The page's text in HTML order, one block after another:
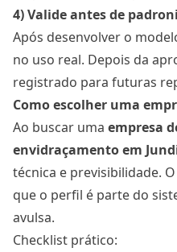
4) Valide antes de
Após desenvolver o
no uso real. Depois da
registrado para futuras
Como escolher uma
Ao buscar uma empresa
envidraçamento em
técnica e previsibilidade.
que o perfil é parte do
avulsa.
Checklist prático: